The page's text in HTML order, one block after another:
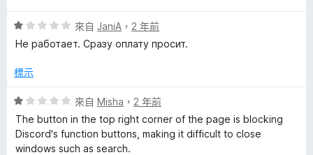
分
5
分
，
分
分
評
價
分
滿
分
5
來自 JaniA ， 2 年前
Не работает. Сразу оплату просит.
標示
評
價
1
分
來自 Misha ， 2 年前
The button in the top right corner of the page is blocking
Discord's function buttons, making it difficult to close
windows such as search.